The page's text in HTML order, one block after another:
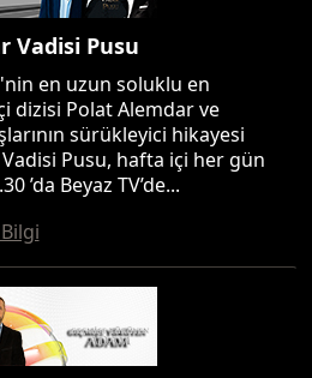
Vadisi Pusu
en uzun soluklu en
dizisi Polat Alemdar ve
sürükleyici hikayesi
Pusu, hafta içi her gün
’da Beyaz TV’de...